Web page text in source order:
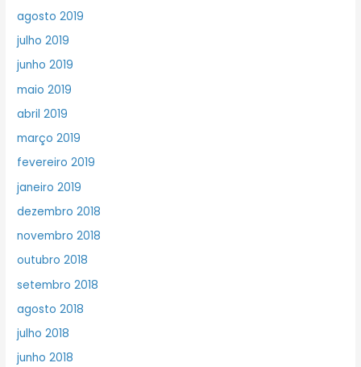
agosto 2019
julho 2019
junho 2019
maio 2019
abril 2019
março 2019
fevereiro 2019
janeiro 2019
dezembro 2018
novembro 2018
outubro 2018
setembro 2018
agosto 2018
julho 2018
junho 2018